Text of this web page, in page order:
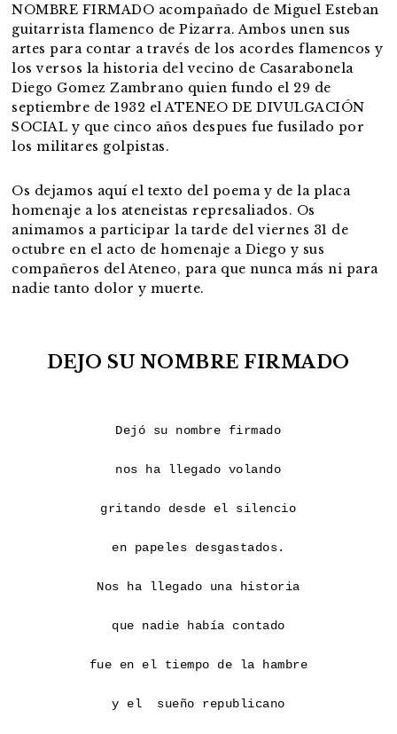
NOMBRE FIRMADO acompañado de Miguel Esteban
guitarrista flamenco de Pizarra. Ambos unen sus
artes para contar a través de los acordes flamencos y
los versos la historia del vecino de Casarabonela
Diego Gomez Zambrano quien fundo el 29 de
septiembre de 1932 el ATENEO DE DIVULGACIÓN
SOCIAL y que cinco años despues fue fusilado por
los militares golpistas.
Os dejamos aquí el texto del poema y de la placa
homenaje a los ateneistas represaliados. Os
animamos a participar la tarde del viernes 31 de
octubre en el acto de homenaje a Diego y sus
compañeros del Ateneo, para que nunca más ni para
nadie tanto dolor y muerte.
DEJO SU NOMBRE FIRMADO
Dejó su nombre firmado
nos ha llegado volando
gritando desde el silencio
en papeles desgastados.
Nos ha llegado una historia
que nadie había contado
fue en el tiempo de la hambre
y el  sueño republicano